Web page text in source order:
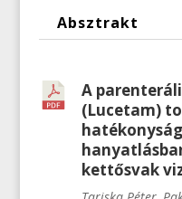
Absztrakt
A
(Lucetam)
kettősvak